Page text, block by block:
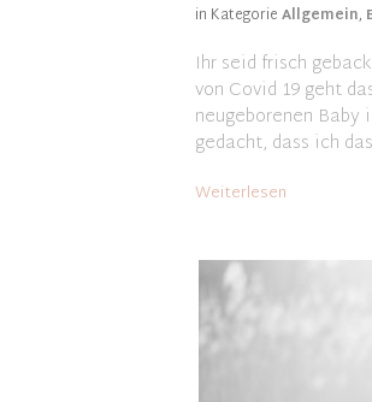
in KategorieAllgemein,
Ihr seid frisch
von Covid 19 geht
neugeborenen
gedacht, dass ich
Weiterlesen